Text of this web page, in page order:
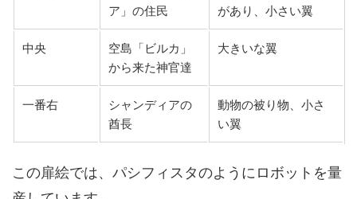
ア」の住民
があり、小さい翼
中央
空島「ビルカ」
から来た神官達
大きいな翼
一番右
シャンディアの
酋長
動物の被り物、小さ
い翼
この扉絵では、パシフィスタのようにロボットを量